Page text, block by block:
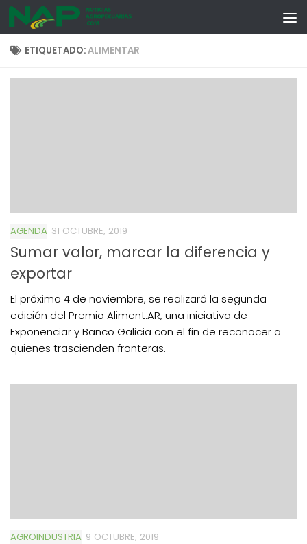
Skip to content
ETIQUETADO:ALIMENTAR
AGENDA 31 OCTUBRE, 2019
Sumar valor, marcar la diferencia y
exportar
El próximo 4 de noviembre, se realizará la segunda
edición del Premio Aliment.AR, una iniciativa de
Exponenciar y Banco Galicia con el fin de reconocer a
quienes trascienden fronteras.
AGROINDUSTRIA 9 OCTUBRE, 2019